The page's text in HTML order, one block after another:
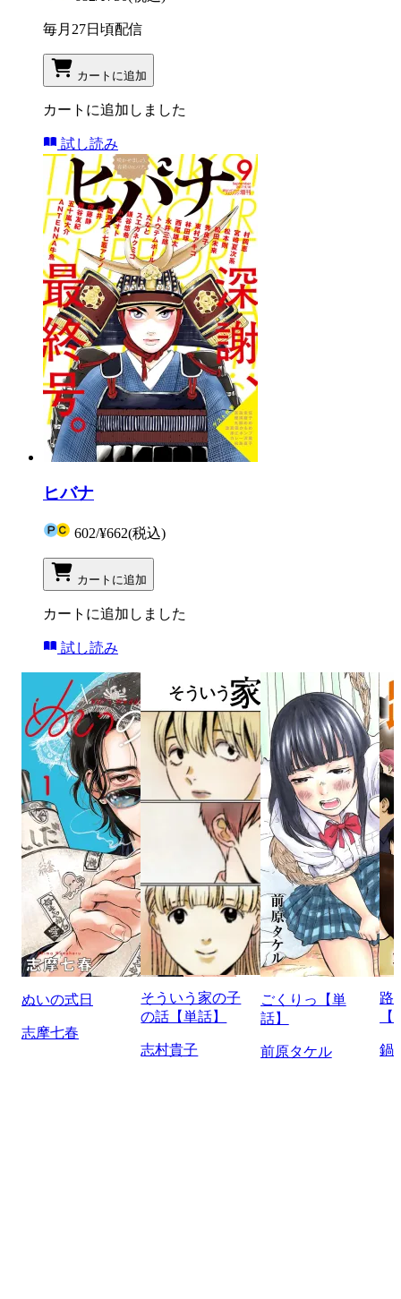
毎月27日頃配信
カートに追加
カートに追加しました
試し読み
ヒバナ
602/¥662(税込)
カートに追加
カートに追加しました
試し読み
ぬいの式日
志摩七春
そういう家の子
の話【単話】
志村貴子
ごくりっ【単
話】
前原タケル
路
鍋